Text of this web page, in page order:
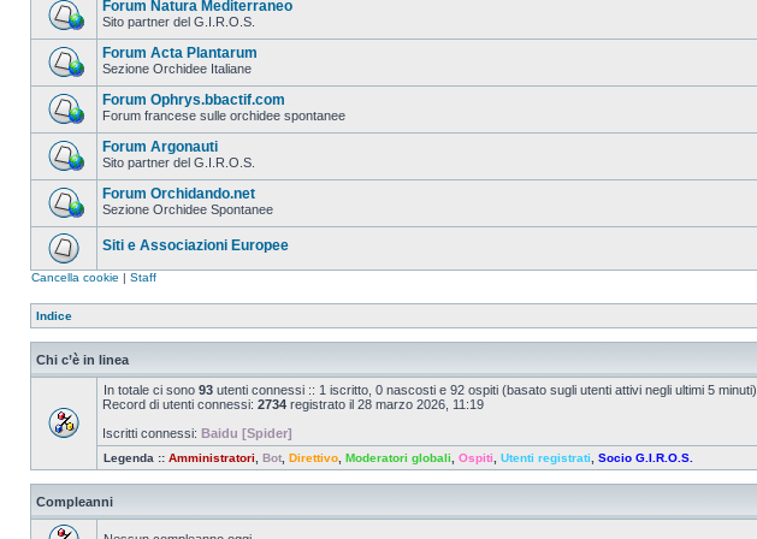
Forum Natura Mediterraneo
Sito partner del G.I.R.O.S.
Forum Acta Plantarum
Sezione Orchidee Italiane
Forum Ophrys.bbactif.com
Forum francese sulle orchidee spontanee
Forum Argonauti
Sito partner del G.I.R.O.S.
Forum Orchidando.net
Sezione Orchidee Spontanee
Siti e Associazioni Europee
Cancella cookie | Staff
Indice
Chi c’è in linea
In totale ci sono 93 utenti connessi :: 1 iscritto, 0 nascosti e 92 ospiti (basato sugli utenti attivi negli ultimi 5 minuti)
Record di utenti connessi: 2734 registrato il 28 marzo 2026, 11:19
Iscritti connessi: Baidu [Spider]
Legenda :: Amministratori Bot Direttivo Moderatori globali Ospiti Utenti registrati Socio G.I.R.O.S.
Compleanni